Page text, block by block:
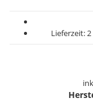
Lieferzeit: